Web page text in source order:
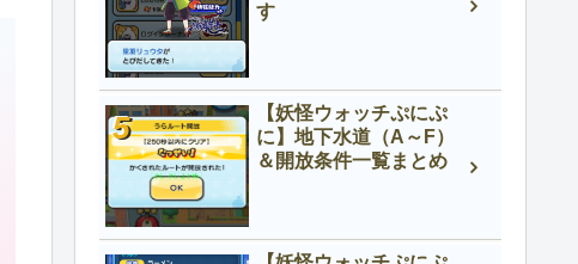
す
【妖怪ウォッチぷにぷ
に】地下水道（A～F）
＆開放条件一覧まとめ